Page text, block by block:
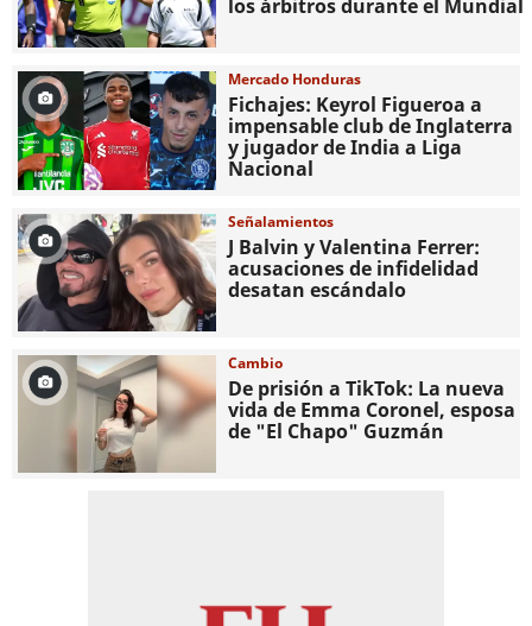
los árbitros durante el Mundial
Mercado Honduras
Fichajes: Keyrol Figueroa a
impensable club de Inglaterra
y jugador de India a Liga
Nacional
Señalamientos
J Balvin y Valentina Ferrer:
acusaciones de infidelidad
desatan escándalo
Cambio
De prisión a TikTok: La nueva
vida de Emma Coronel, esposa
de "El Chapo" Guzmán